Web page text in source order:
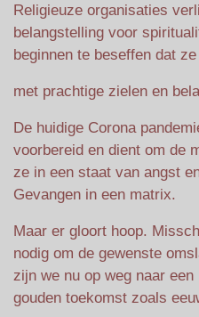
Religieuze organisaties
belangstelling voor
beginnen te beseffen dat
met prachtige zielen en
De huidige Corona
voorbereid en dient om de
ze in een staat van angst
Gevangen in een matrix.
Maar er gloort hoop.
nodig om de gewenste
zijn we nu op weg naar
gouden toekomst zoals